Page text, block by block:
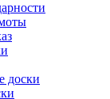
доски